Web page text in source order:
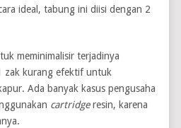
ideal, tabung ini diisi dengan 2
meminimalisir terjadinya
zak kurang efektif untuk
Ada banyak kasus pengusaha
cartridgeresin, karena